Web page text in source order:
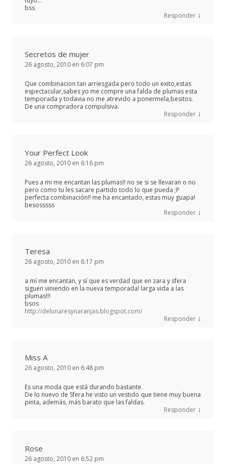
bss
Responder ↓
Secretos de mujer
26 agosto, 2010 en 6:07 pm
Que combinacion tan arriesgada pero todo un exito,estas
espectacular,sabes yo me compre una falda de plumas esta
temporada y todavia no me atrevido a ponermela,besitos.
De una compradora compulsiva.
Responder ↓
Your Perfect Look
26 agosto, 2010 en 6:16 pm
Pues a mi me encantan las plumas!! no se si se llevaran o no
pero como tu les sacare partido todo lo que pueda ;P
perfecta combinación!! me ha encantado, estas muy guapa!
besosssss
Responder ↓
Teresa
26 agosto, 2010 en 6:17 pm
a mí me encantan, y sí que es verdad que en zara y sfera
siguen viniendo en la nueva temporada! larga vida a las
plumas!!!
bsos
http://delunaresynaranjas.blogspot.com/
Responder ↓
Miss A
26 agosto, 2010 en 6:48 pm
Es una moda que está durando bastante.
De lo nuevo de Sfera he visto un vestido que tiene muy buena
pinta, además, más barato que las faldas.
Responder ↓
Rose
26 agosto, 2010 en 6:52 pm